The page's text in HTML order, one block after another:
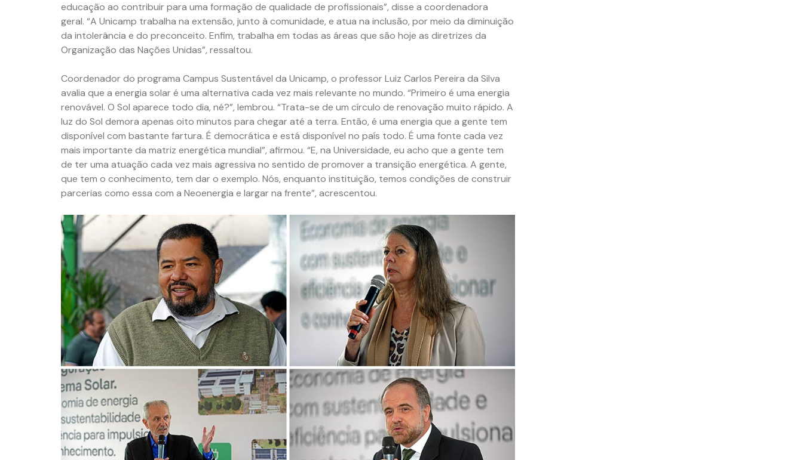
educação ao contribuir para uma formação de qualidade de profissionais”, disse a coordenadora
geral. “A Unicamp trabalha na extensão, junto à comunidade, e atua na inclusão, por meio da diminuição
da intolerância e do preconceito. Enfim, trabalha em todas as áreas que são hoje as diretrizes da
Organização das Nações Unidas”, ressaltou.
Coordenador do programa Campus Sustentável da Unicamp, o professor Luiz Carlos Pereira da Silva
avalia que a energia solar é uma alternativa cada vez mais relevante no mundo. “Primeiro é uma energia
renovável. O Sol aparece todo dia, né?”, lembrou. “Trata-se de um círculo de renovação muito rápido. A
luz do Sol demora apenas oito minutos para chegar até a terra. Então, é uma energia que a gente tem
disponível com bastante fartura. É democrática e está disponível no país todo. É uma fonte cada vez
mais importante da matriz energética mundial”, afirmou. “E, na Universidade, eu acho que a gente tem
de ter uma atuação cada vez mais agressiva no sentido de promover a transição energética. A gente,
que tem o conhecimento, tem dar o exemplo. Nós, enquanto instituição, temos condições de construir
parcerias como essa com a Neoenergia e largar na frente”, acrescentou.